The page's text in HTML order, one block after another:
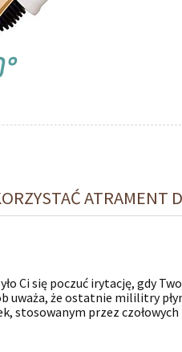
ATRAMENT
Ci się poczuć irytację, gdy
uważa, że ostatnie mililitry
stosowanym przez